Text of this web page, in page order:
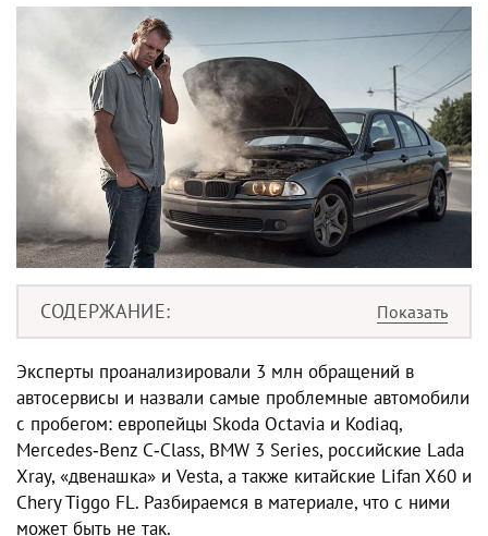
СОДЕРЖАНИЕ
Эксперты проанализировали 3 млн обращений в
автосервисы и назвали самые проблемные автомобили
с пробегом: европейцы Skoda Octavia и Kodiaq,
Mercedes‑Benz C‑Class, BMW 3 Series, российские Lada
Xray, «двенашка» и Vesta, а также китайские Lifan X60 и
Chery Tiggo FL. Разбираемся в материале, что с ними
может быть не так.